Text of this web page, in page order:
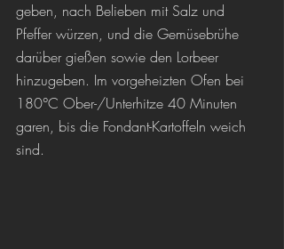
geben, nach Belieben mit Salz und
Pfeffer würzen, und die Gemüsebrühe
darüber gießen sowie den Lorbeer
hinzugeben. Im vorgeheizten Ofen bei
180°C Ober-/Unterhitze 40 Minuten
garen, bis die Fondant-Kartoffeln weich
sind.